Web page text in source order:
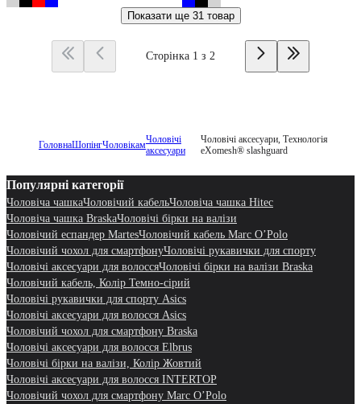
Показати ще 31 товар
Сторінка 1 з 2
ГоловнаШопінгЧоловікамЧоловічі
аксесуари
Чоловічі аксесуари, Технологія
eXomesh® slashguard
Популярні категорії
Чоловіча чашкаЧоловічий кабельЧоловіча чашка Hitec
Чоловіча чашка BraskaЧоловічі бірки на валізи
Чоловічий еспандер MartesЧоловічий кабель Marc O’Polo
Чоловічий чохол для смартфонуЧоловічі рукавички для спорту
Чоловічі аксесуари для волоссяЧоловічі бірки на валізи Braska
Чоловічий кабель, Колір Темно-сірий
Чоловічі рукавички для спорту Asics
Чоловічі аксесуари для волосся Asics
Чоловічий чохол для смартфону Braska
Чоловічі аксесуари для волосся Elbrus
Чоловічі бірки на валізи, Колір Жовтий
Чоловічі аксесуари для волосся INTERTOP
Чоловічий чохол для смартфону Marc O’Polo